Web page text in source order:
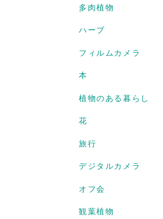
多肉植物
ハーブ
フィルムカメラ
本
植物のある暮らし
花
旅行
デジタルカメラ
オフ会
観葉植物